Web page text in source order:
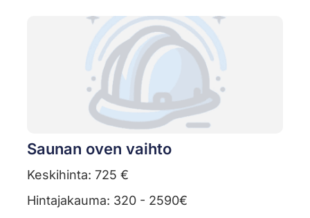
Saunan oven vaihto
Keskihinta: 725 €
Hintajakauma: 320 - 2590€